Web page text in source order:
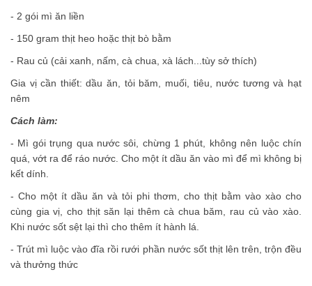
- 2 gói mì ăn liền
- 150 gram thịt heo hoặc thịt bò bằm
- Rau củ (cải xanh, nấm, cà chua, xà lách...tùy sở thích)
Gia vị cần thiết: dầu ăn, tỏi băm, muối, tiêu, nước tương và hạt
nêm
Cách làm:
- Mì gói trụng qua nước sôi, chừng 1 phút, không nên luộc chín
quá, vớt ra để ráo nước. Cho một ít dầu ăn vào mì để mì không bị
kết dính.
- Cho một ít dầu ăn và tỏi phi thơm, cho thịt bằm vào xào cho
cùng gia vị, cho thịt săn lại thêm cà chua băm, rau củ vào xào.
Khi nước sốt sệt lại thì cho thêm ít hành lá.
- Trút mì luộc vào đĩa rồi rưới phần nước sốt thịt lên trên, trộn đều
và thưởng thức